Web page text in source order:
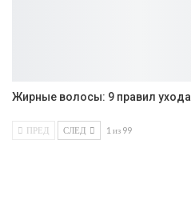
Жирные волосы: 9 правил ухода
ПРЕД СЛЕД 1 из 99